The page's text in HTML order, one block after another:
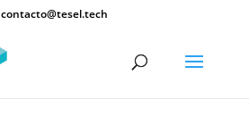
contacto@tesel.tech